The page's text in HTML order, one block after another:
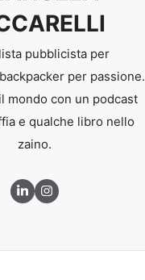
pubblicista per
per passione.
mondo con un podcast
e qualche libro nello
zaino.